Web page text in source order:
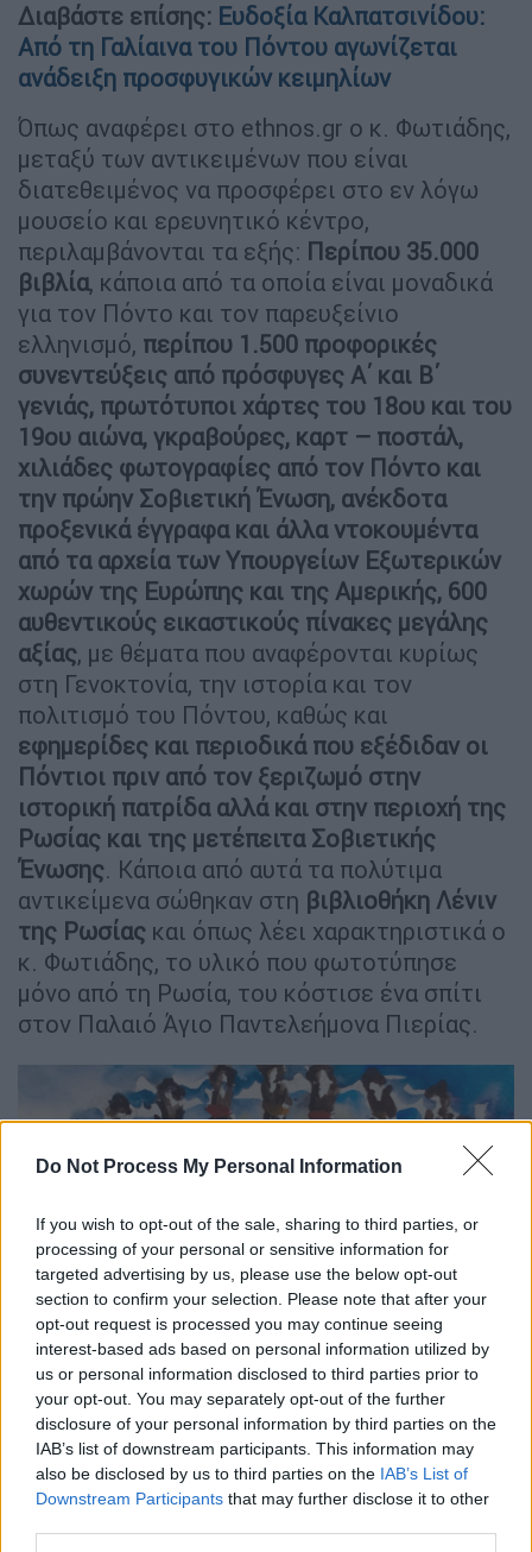
Do Not Process My Personal Information
If you wish to opt-out of the sale, sharing to third parties, or
processing of your personal or sensitive information for
targeted advertising by us, please use the below opt-out
section to confirm your selection. Please note that after your
opt-out request is processed you may continue seeing
interest-based ads based on personal information utilized by
us or personal information disclosed to third parties prior to
your opt-out. You may separately opt-out of the further
disclosure of your personal information by third parties on the
IAB’s list of downstream participants. This information may
also be disclosed by us to third parties on the IAB’s List of
Downstream Participants that may further disclose it to other
Διαβάστε επίσης: Ευδοξία Καλπατσινίδου:
Από τη Γαλίαινα του Πόντου αγωνίζεται
ανάδειξη προσφυγικών κειμηλίων
Όπως αναφέρει στο ethnos.gr ο κ. Φωτιάδης,
μεταξύ των αντικειμένων που είναι
διατεθειμένος να προσφέρει στο εν λόγω
μουσείο και ερευνητικό κέντρο,
περιλαμβάνονται τα εξής: Περίπου 35.000
βιβλία, κάποια από τα οποία είναι μοναδικά
για τον Πόντο και τον παρευξείνιο
ελληνισμό, περίπου 1.500 προφορικές
συνεντεύξεις από πρόσφυγες Α΄ και Β΄
γενιάς, πρωτότυποι χάρτες του 18ου και του
19ου αιώνα, γκραβούρες, καρτ – ποστάλ,
χιλιάδες φωτογραφίες από τον Πόντο και
την πρώην Σοβιετική Ένωση, ανέκδοτα
προξενικά έγγραφα και άλλα ντοκουμέντα
από τα αρχεία των Υπουργείων Εξωτερικών
χωρών της Ευρώπης και της Αμερικής, 600
αυθεντικούς εικαστικούς πίνακες μεγάλης
αξίας, με θέματα που αναφέρονται κυρίως
στη Γενοκτονία, την ιστορία και τον
πολιτισμό του Πόντου, καθώς και
εφημερίδες και περιοδικά που εξέδιδαν οι
Πόντιοι πριν από τον ξεριζωμό στην
ιστορική πατρίδα αλλά και στην περιοχή της
Ρωσίας και της μετέπειτα Σοβιετικής
Ένωσης. Κάποια από αυτά τα πολύτιμα
αντικείμενα σώθηκαν στη βιβλιοθήκη Λένιν
της Ρωσίας και όπως λέει χαρακτηριστικά ο
κ. Φωτιάδης, το υλικό που φωτοτύπησε
μόνο από τη Ρωσία, του κόστισε ένα σπίτι
στον Παλαιό Άγιο Παντελεήμονα Πιερίας.
fotiadis4.jpg
«Το μουσείο προσφυγικού ελληνισμού, που
εξαγγέλθηκε από την Πολιτεία ότι θα γίνει
στο πρώην στρατόπεδο Παύλου Μελά, στη
δυτική Θεσσαλονίκη, δε μας χωράει. Θα είναι